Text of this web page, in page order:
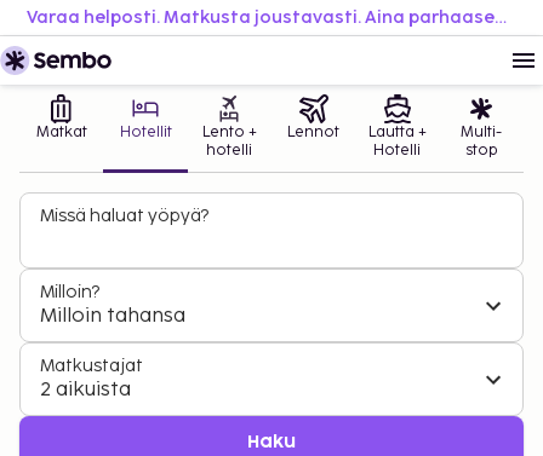
Varaa helposti. Matkusta joustavasti. Aina parhaaseen hintaan.
Matkat Hotellit
Lento +
hotelli
Lennot
Lautta +
Hotelli
Multi-
stop
Missä haluat yöpyä?
Milloin?
Milloin tahansa
Matkustajat
2 aikuista
Haku